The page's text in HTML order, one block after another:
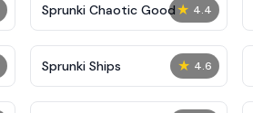
★ 4.4
Sprunki Chaotic Good
★ 4.6
Sprunki Ships